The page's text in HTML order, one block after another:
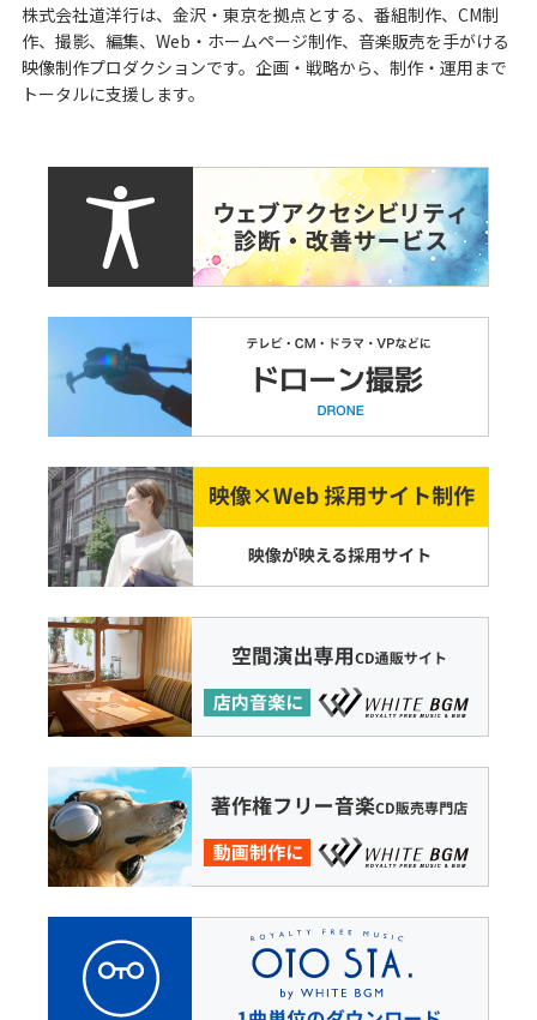
株式会社道洋行は、金沢・東京を拠点とする、番組制作、CM制
作、撮影、編集、Web・ホームページ制作、音楽販売を手がける
映像制作プロダクションです。企画・戦略から、制作・運用まで
トータルに支援します。